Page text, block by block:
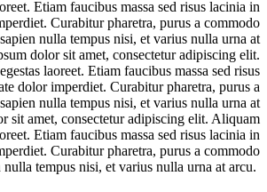
Etiam faucibus massa sed risus lacinia in
Curabitur pharetra, purus a commodo
nulla tempus nisi, et varius nulla urna at
dolor sit amet, consectetur adipiscing elit.
laoreet. Etiam faucibus massa sed risus
dolor imperdiet. Curabitur pharetra, purus a
nulla tempus nisi, et varius nulla urna at
sit amet, consectetur adipiscing elit. Aliquam
Etiam faucibus massa sed risus lacinia in
Curabitur pharetra, purus a commodo
tempus nisi, et varius nulla urna at arcu.